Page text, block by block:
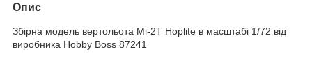
Опис
Збірна модель вертольота Mi-2T Hoplite в масштабі 1/72 від
виробника Hobby Boss 87241